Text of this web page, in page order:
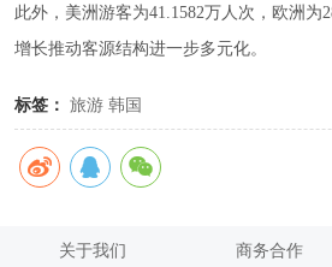
此外，美洲游客为41.1582万人次，欧洲为
增长推动客源结构进一步多元化。
标签： 旅游 韩国
关于我们 商务合作